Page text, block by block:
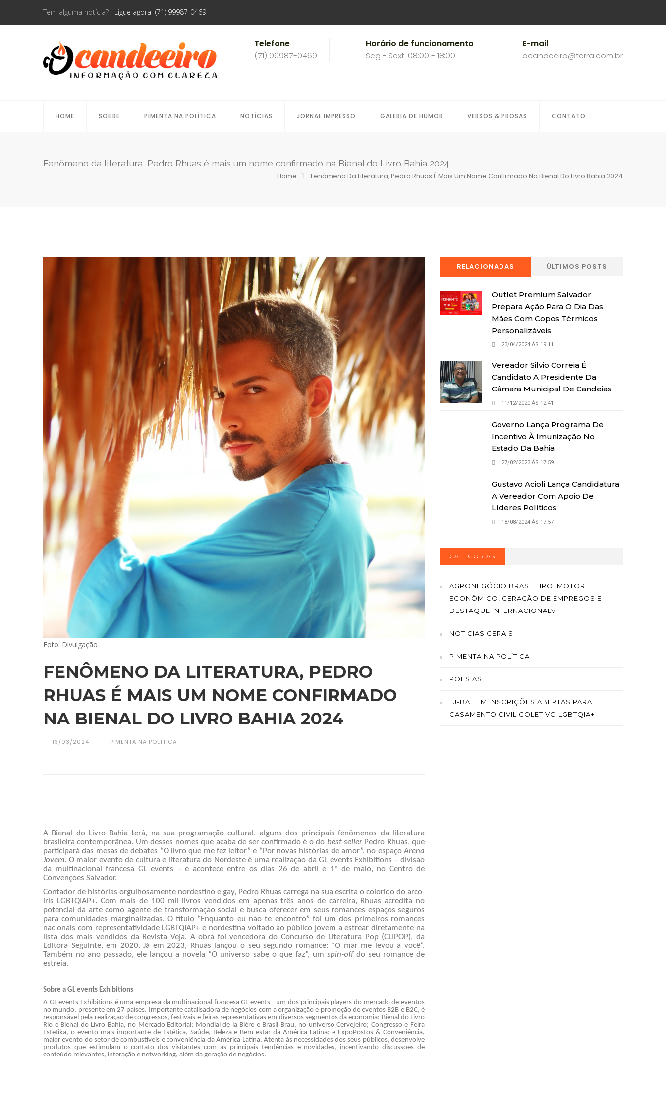
Tem alguma notícia? Ligue agora (71) 99987-0469
Telefone
(71) 99987-0469
Horário de funcionamento
Seg - Sext: 08:00 - 18:00
E-mail
ocandeeiro@terra.com.br
HOME SOBRE PIMENTA NA POLÍTICA NOTÍCIAS JORNAL IMPRESSO GALERIA DE HUMOR VERSOS & PROSAS CONTATO
Fenômeno da literatura, Pedro Rhuas é mais um nome confirmado na Bienal do Livro Bahia 2024
Home Fenômeno Da Literatura, Pedro Rhuas É Mais Um Nome Confirmado Na Bienal Do Livro Bahia 2024
Foto: Divulgação
FENÔMENO DA LITERATURA, PEDRO
RHUAS É MAIS UM NOME CONFIRMADO
NA BIENAL DO LIVRO BAHIA 2024
13/03/2024 PIMENTA NA POLÍTICA
A Bienal do Livro Bahia terá, na sua programação cultural, alguns dos principais fenômenos da literatura
brasileira contemporânea. Um desses nomes que acaba de ser confirmado é o do best-sellerPedro Rhuas, que
participará das mesas de debates “O livro que me fez leitor” e “Por novas histórias de amor”, no espaçoArena
Jovem. O maior evento de cultura e literatura do Nordeste é uma realização da GL events Exhibitions – divisão
da multinacional francesa GL events – e acontece entre os dias 26 de abril e 1º de maio, no Centro de
Convenções Salvador.
Contador de histórias orgulhosamente nordestino e gay, Pedro Rhuas carrega na sua escrita o colorido do arco-
íris LGBTQIAP+. Com mais de 100 mil livros vendidos em apenas três anos de carreira, Rhuas acredita no
potencial da arte como agente de transformação social e busca oferecer em seus romances espaços seguros
para comunidades marginalizadas. O título “Enquanto eu não te encontro” foi um dos primeiros romances
nacionais com representatividade LGBTQIAP+ e nordestina voltado ao público jovem a estrear diretamente na
lista dos mais vendidos da Revista Veja. A obra foi vencedora do Concurso de Literatura Pop (CLIPOP), da
Editora Seguinte, em 2020. Já em 2023, Rhuas lançou o seu segundo romance: “O mar me levou a você”.
Também no ano passado, ele lançou a novela “O universo sabe o que faz”, um spin-offdo seu romance de
estreia.
Sobre a GL events Exhibitions
A GL events Exhibitions é uma empresa da multinacional francesa GL events - um dos principais players do mercado de eventos
no mundo, presente em 27 países. Importante catalisadora de negócios com a organização e promoção de eventos B2B e B2C, é
responsável pela realização de congressos, festivais e feiras representativas em diversos segmentos da economia: Bienal do Livro
Rio e Bienal do Livro Bahia, no Mercado Editorial; Mondial de la Bière e Brasil Brau, no universo Cervejeiro; Congresso e Feira
Estetika, o evento mais importante de Estética, Saúde, Beleza e Bem-estar da América Latina; e ExpoPostos & Conveniência,
maior evento do setor de combustíveis e conveniência da América Latina. Atenta às necessidades dos seus públicos, desenvolve
produtos que estimulam o contato dos visitantes com as principais tendências e novidades, incentivando discussões de
conteúdo relevantes, interação e networking, além da geração de negócios.
RELACIONADAS ÚLTIMOS POSTS
Outlet Premium Salvador
Prepara Ação Para O Dia Das
Mães Com Copos Térmicos
Personalizáveis
23/04/2024 ÁS 19:11
Vereador Silvio Correia É
Candidato A Presidente Da
Câmara Municipal De Candeias
11/12/2020 ÁS 12:41
Governo Lança Programa De
Incentivo À Imunização No
Estado Da Bahia
27/02/2023 ÁS 17:59
Gustavo Acioli Lança Candidatura
A Vereador Com Apoio De
Líderes Políticos
18/08/2024 ÁS 17:57
CATEGORIAS
AGRONEGÓCIO BRASILEIRO: MOTOR
ECONÔMICO, GERAÇÃO DE EMPREGOS E
DESTAQUE INTERNACIONALV
NOTICIAS GERAIS
PIMENTA NA POLÍTICA
POESIAS
TJ-BA TEM INSCRIÇÕES ABERTAS PARA
CASAMENTO CIVIL COLETIVO LGBTQIA+